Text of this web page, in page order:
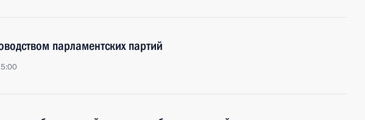
парламентских партий